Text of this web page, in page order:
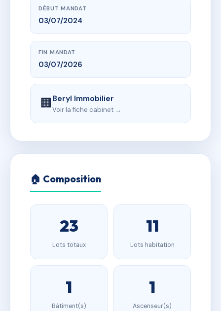
DÉBUT MANDAT
03/07/2024
FIN MANDAT
03/07/2026
🏢Beryl Immobilier
Voir la fiche cabinet →
🏠 Composition
23
Lots totaux
11
Lots habitation
1
Bâtiment(s)
1
Ascenseur(s)